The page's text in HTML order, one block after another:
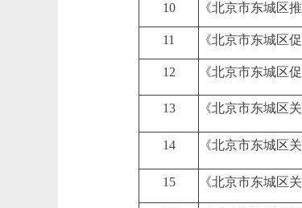
10 《北京市东城区
11 《北京市东城区
12 《北京市东城区
13 《北京市东城区
14 《北京市东城区
15 《北京市东城区